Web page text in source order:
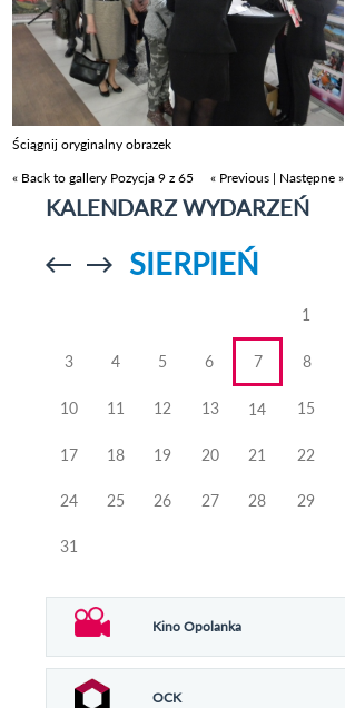
Ściągnij oryginalny obrazek
« Back to gallery Pozycja 9 z 65 « Previous | Następne »
KALENDARZ WYDARZEŃ
Przejdź doPrzejdź do
SIERPIEŃ
1
3 4 5 6 7 8
10 11 12 13 14 15
17 18 19 20 21 22
24 25 26 27 28 29
31
Kino Opolanka
OCK